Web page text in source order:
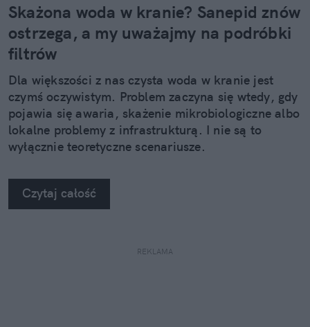
Skażona woda w kranie? Sanepid znów
ostrzega, a my uważajmy na podróbki
filtrów
Dla większości z nas czysta woda w kranie jest
czymś oczywistym. Problem zaczyna się wtedy, gdy
pojawia się awaria, skażenie mikrobiologiczne albo
lokalne problemy z infrastrukturą. I nie są to
wyłącznie teoretyczne scenariusze.
Czytaj całość
REKLAMA